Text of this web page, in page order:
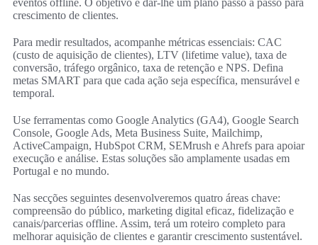
crescimento de clientes.
Para medir resultados, acompanhe métricas essenciais: CAC
(custo de aquisição de clientes), LTV (lifetime value), taxa de
conversão, tráfego orgânico, taxa de retenção e NPS. Defina
metas SMART para que cada ação seja específica, mensurável e
temporal.
Use ferramentas como Google Analytics (GA4), Google Search
Console, Google Ads, Meta Business Suite, Mailchimp,
ActiveCampaign, HubSpot CRM, SEMrush e Ahrefs para apoiar
execução e análise. Estas soluções são amplamente usadas em
Portugal e no mundo.
Nas secções seguintes desenvolveremos quatro áreas chave:
compreensão do público, marketing digital eficaz, fidelização e
canais/parcerias offline. Assim, terá um roteiro completo para
melhorar aquisição de clientes e garantir crescimento sustentável.